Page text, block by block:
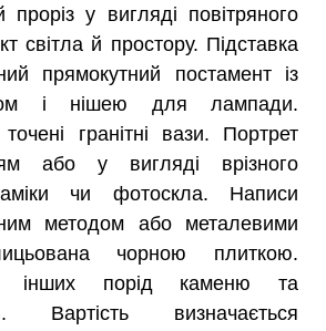
проріз у вигляді повітряного
світла й простору. Підставка
прямокутний постамент із
і нішею для лампади.
гранітні вази. Портрет
або у вигляді врізного
чи фотоскла. Написи
методом або металевими
чорною плиткою.
інших порід каменю та
Вартість визначається